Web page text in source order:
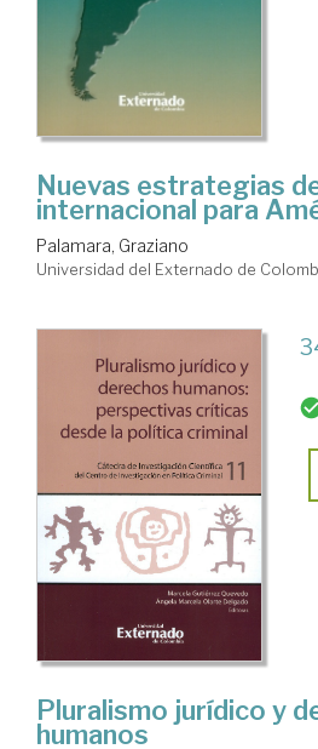
Nuevas estrategias
internacional para
Palamara, Graziano
Universidad del Externado de
Pluralismo jurídico y
humanos